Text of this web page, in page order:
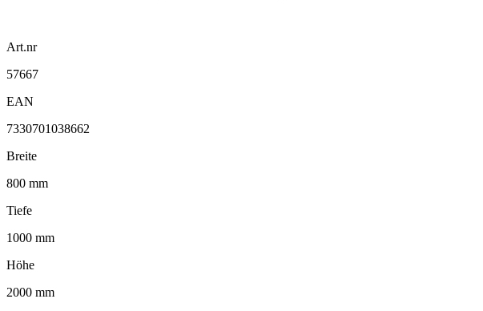
Art.nr
57667
EAN
7330701038662
Breite
800 mm
Tiefe
1000 mm
Höhe
2000 mm